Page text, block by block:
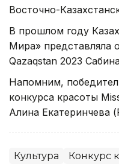
Восточно-
В прошлом году
Мира» представляла
Qazaqstan 2023
Напомним,
конкурса красоты
Алина Екатеринчева
Культура Конкурс